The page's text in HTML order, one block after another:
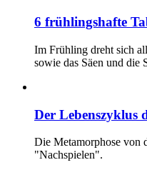
6 frühlingshafte
Im Frühling dreht sich
sowie das Säen und die
Der Lebenszyklus
Die Metamorphose von
"Nachspielen".